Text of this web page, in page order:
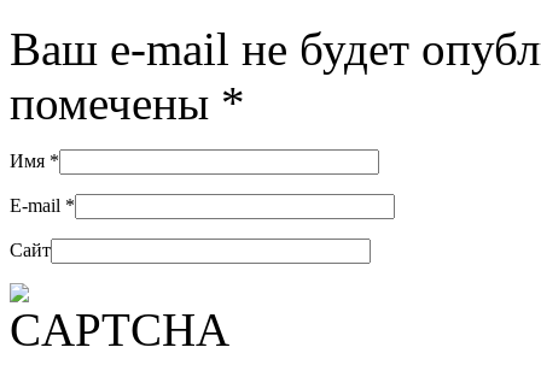
Ваш e-mail не будет
помечены *
Имя *
E-mail *
Сайт